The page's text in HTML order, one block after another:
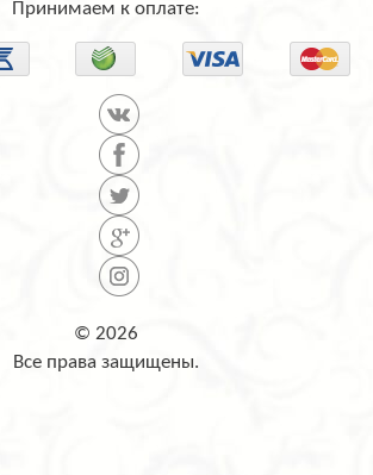
Принимаем к оплате:
© 2026
Все права защищены.